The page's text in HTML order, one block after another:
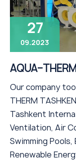
27
09.2023
Our company
THERM
Tashkent
Ventilation, Air
Swimming
Renewable